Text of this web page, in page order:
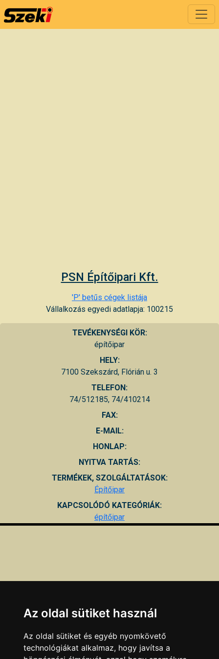
PSN Építőipari Kft.
'P' betűs cégek listája
Vállalkozás egyedi adatlapja: 100215
TEVÉKENYSÉGI KÖR:
építőipar
HELY:
7100 Szekszárd, Flórián u. 3
TELEFON:
74/512185, 74/410214
FAX:
E-MAIL:
HONLAP:
NYITVA TARTÁS:
TERMÉKEK, SZOLGÁLTATÁSOK:
Építőipar
KAPCSOLÓDÓ KATEGÓRIÁK:
építőipar
Az oldal sütiket használ
Az oldal sütiket és egyéb nyomkövető
technológiákat alkalmaz, hogy javítsa a